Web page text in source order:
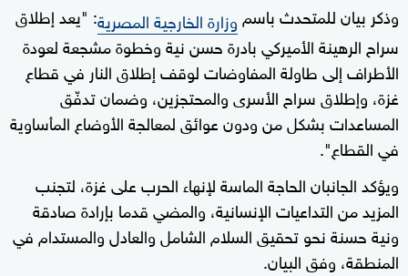
وذكر بيان للمتحدث باسم وزارة الخارجية المصرية: "يعد إطلاق
سراح الرهينة الأميركي بادرة حسن نية وخطوة مشجعة لعودة
الأطراف إلى طاولة المفاوضات لوقف إطلاق النار في قطاع
غزة، وإطلاق سراح الأسرى والمحتجزين، وضمان تدفّق
المساعدات بشكل من ودون عوائق لمعالجة الأوضاع المأساوية
في القطاع".
ويؤكد الجانبان الحاجة الماسة لإنهاء الحرب على غزة، لتجنب
المزيد من التداعيات الإنسانية، والمضي قدما بإرادة صادقة
ونية حسنة نحو تحقيق السلام الشامل والعادل والمستدام في
المنطقة، وفق البيان.